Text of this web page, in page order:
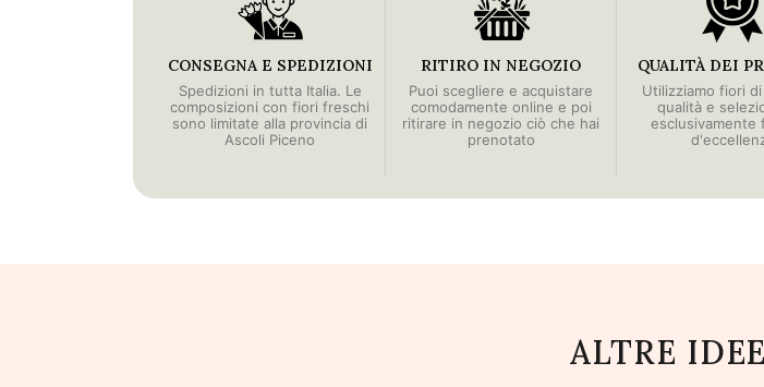
CONSEGNA E SPEDIZIONI
Spedizioni in tutta Italia. Le
composizioni con fiori freschi
sono limitate alla provincia di
Ascoli Piceno
RITIRO IN NEGOZIO
Puoi scegliere e acquistare
comodamente online e poi
ritirare in negozio ciò che hai
prenotato
QUALITÀ DEI
Utilizziamo fiori
qualità e
esclusivamente
ALTRE